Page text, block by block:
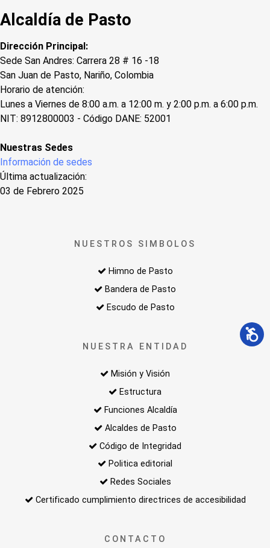
Alcaldía de Pasto
Dirección Principal:
Sede San Andres: Carrera 28 # 16 -18
San Juan de Pasto, Nariño, Colombia
Horario de atención:
Lunes a Viernes de 8:00 a.m. a 12:00 m. y 2:00 p.m. a 6:00 p.m.
NIT: 8912800003 - Código DANE: 52001
Nuestras Sedes
Información de sedes
Última actualización:
03 de Febrero 2025
NUESTROS SIMBOLOS
Himno de Pasto
Bandera de Pasto
Escudo de Pasto
NUESTRA ENTIDAD
Misión y Visión
Estructura
Funciones Alcaldía
Alcaldes de Pasto
Código de Integridad
Politica editorial
Redes Sociales
Certificado cumplimiento directrices de accesibilidad
CONTACTO